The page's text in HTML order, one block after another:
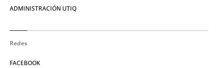
ADMINISTRACIÓN UTIQ
Redes
FACEBOOK